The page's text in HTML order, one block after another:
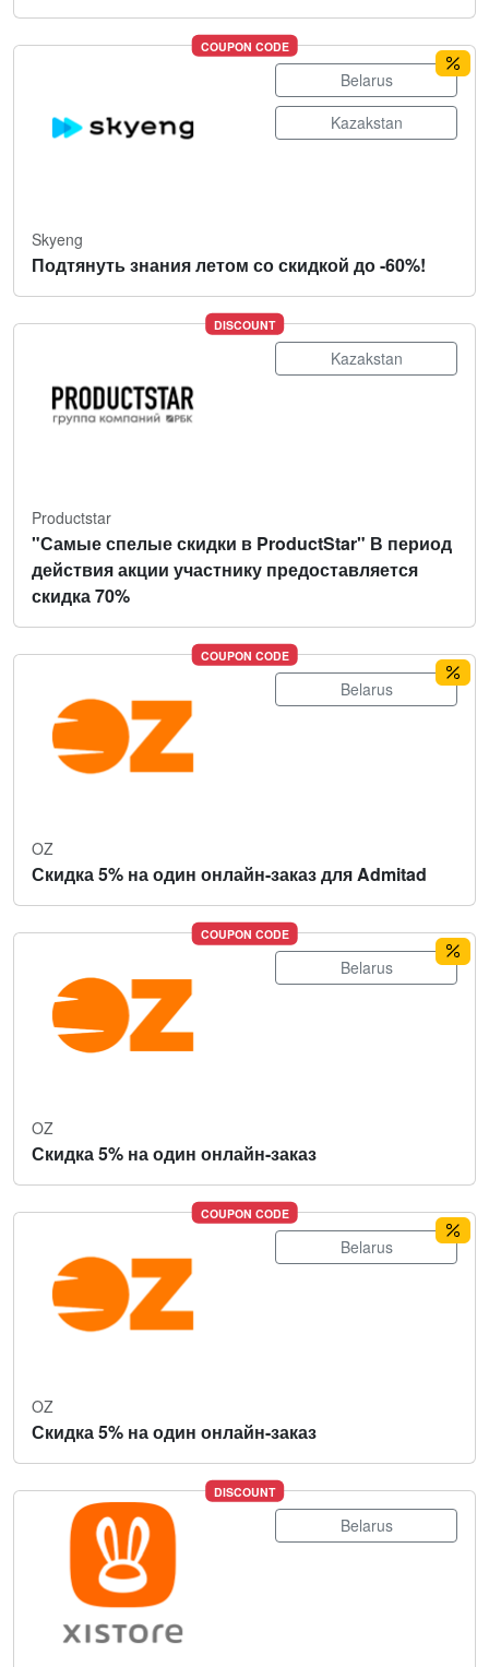
COUPON CODE
Belarus
Kazakstan
Skyeng
Подтянуть знания летом со скидкой до -60%!
DISCOUNT
Kazakstan
Productstar
"Самые спелые скидки в ProductStar" В период
действия акции участнику предоставляется
скидка 70%
COUPON CODE
Belarus
OZ
Скидка 5% на один онлайн-заказ для Admitad
COUPON CODE
Belarus
OZ
Скидка 5% на один онлайн-заказ
COUPON CODE
Belarus
OZ
Скидка 5% на один онлайн-заказ
DISCOUNT
Belarus